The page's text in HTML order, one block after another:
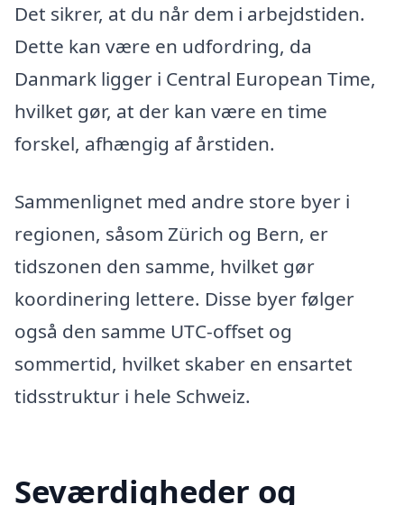
Det sikrer, at du når dem i arbejdstiden.
Dette kan være en udfordring, da
Danmark ligger i Central European Time,
hvilket gør, at der kan være en time
forskel, afhængig af årstiden.
Sammenlignet med andre store byer i
regionen, såsom Zürich og Bern, er
tidszonen den samme, hvilket gør
koordinering lettere. Disse byer følger
også den samme UTC-offset og
sommertid, hvilket skaber en ensartet
tidsstruktur i hele Schweiz.
Seværdigheder og